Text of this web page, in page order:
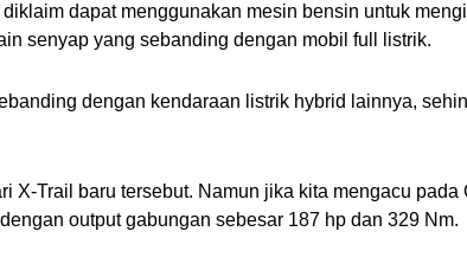
dapat menggunakan mesin bensin untuk
senyap yang sebanding dengan mobil full listrik.
dengan kendaraan listrik hybrid lainnya,
Trail baru tersebut. Namun jika kita mengacu
output gabungan sebesar 187 hp dan 329 Nm.